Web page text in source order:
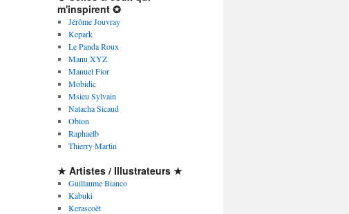
m'inspirent ✪
Jérôme Jouvray
Kepark
Le Panda Roux
Manu XYZ
Manuel Fior
Mobidic
Msieu Sylvain
Natacha Sicaud
Obion
Raphaelb
Thierry Martin
★ Artistes / Illustrateurs ★
Guillaume Bianco
Kabuki
Kerascoët